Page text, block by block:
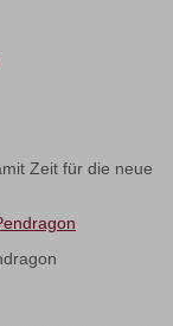
Zeit für die neue